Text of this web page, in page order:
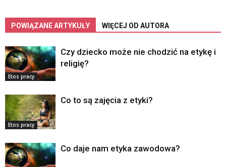
POWIĄZANE ARTYKUŁY WIĘCEJ OD AUTORA
Etos pracy
Czy dziecko może nie chodzić na etykę i
religię?
Etos pracy
Co to są zajęcia z etyki?
Co daje nam etyka zawodowa?